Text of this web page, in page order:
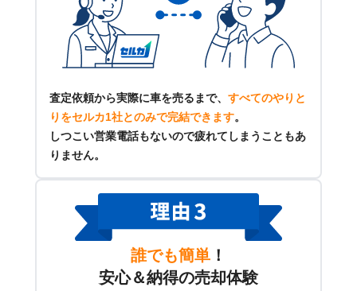
査定依頼から実際に車を売るまで、 すべてのやりと
りをセルカ1社とのみで完結できます。
しつこい営業電話もないので疲れてしまうこともあ
りません。
誰でも簡単 ！
安心＆納得の売却体験